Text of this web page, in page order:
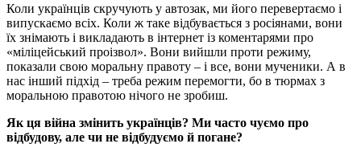
Коли українців скручують у автозак, ми його перевертаємо і
випускаємо всіх. Коли ж таке відбувається з росіянами, вони
їх знімають і викладають в інтернет із коментарями про
«міліцейський проізвол». Вони вийшли проти режиму,
показали свою моральну правоту – і все, вони мученики. А в
нас інший підхід – треба режим перемогти, бо в тюрмах з
моральною правотою нічого не зробиш.
Як ця війна змінить українців? Ми часто чуємо про
відбудову, але чи не відбудуємо й погане?